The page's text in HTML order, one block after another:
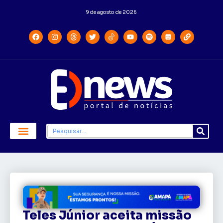
9 de agosto de 2026
Teles Júnior aceita missão